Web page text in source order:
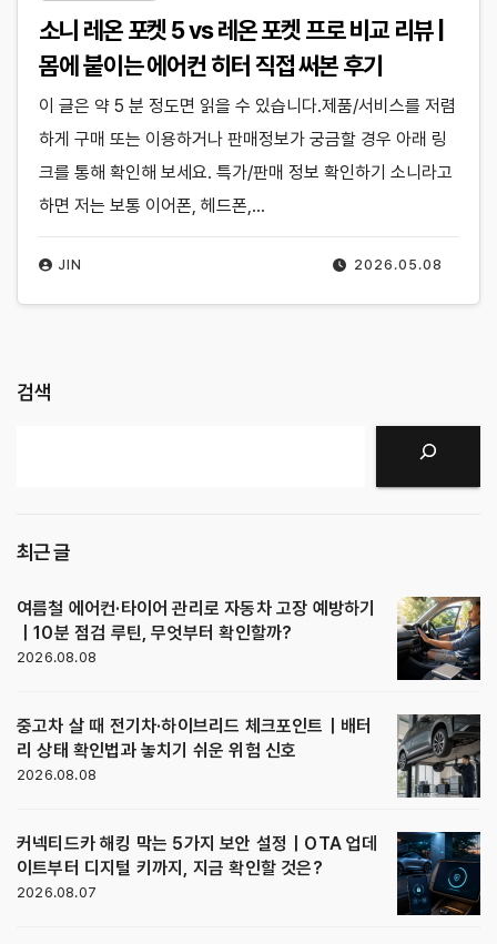
소니 레온 포켓 5 vs 레온 포켓 프로 비교 리뷰 |
몸에 붙이는 에어컨 히터 직접 써본 후기
2026.05.08
JIN
이 글은 약 5 분 정도면 읽을 수 있습니다.제품/서비스를 저렴
하게 구매 또는 이용하거나 판매정보가 궁금할 경우 아래 링
크를 통해 확인해 보세요. 특가/판매 정보 확인하기 소니라고
하면 저는 보통 이어폰, 헤드폰,…
검색
최근 글
여름철 에어컨·타이어 관리로 자동차 고장 예방하기
｜10분 점검 루틴, 무엇부터 확인할까?
2026.08.08
중고차 살 때 전기차·하이브리드 체크포인트｜배터
리 상태 확인법과 놓치기 쉬운 위험 신호
2026.08.08
커넥티드카 해킹 막는 5가지 보안 설정｜OTA 업데
이트부터 디지털 키까지, 지금 확인할 것은?
2026.08.07